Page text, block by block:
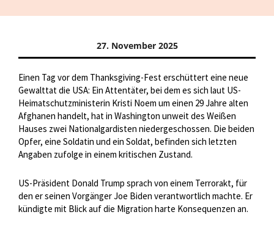
27. November 2025
Einen Tag vor dem Thanksgiving-Fest erschüttert eine neue
Gewalttat die USA: Ein Attentäter, bei dem es sich laut US-
Heimatschutzministerin Kristi Noem um einen 29 Jahre alten
Afghanen handelt, hat in Washington unweit des Weißen
Hauses zwei Nationalgardisten niedergeschossen. Die beiden
Opfer, eine Soldatin und ein Soldat, befinden sich letzten
Angaben zufolge in einem kritischen Zustand.
US-Präsident Donald Trump sprach von einem Terrorakt, für
den er seinen Vorgänger Joe Biden verantwortlich machte. Er
kündigte mit Blick auf die Migration harte Konsequenzen an.